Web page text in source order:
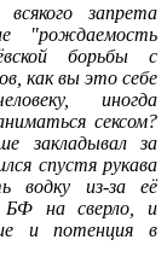
запрета
"рождаемость
борьбы с
как вы это себе
иногда
сексом?
закладывал за
спустя рукава
водку из-за её
БФ на сверло, и
и потенция в